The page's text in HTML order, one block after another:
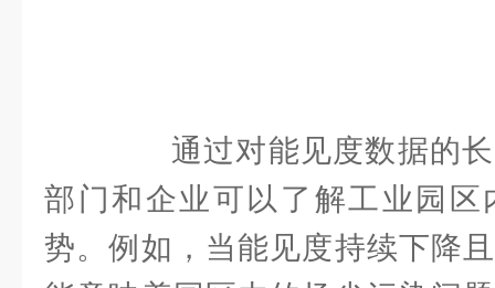
通过对能见度数据的长
部门和企业可以了解工业园区
势。例如，当能见度持续下降